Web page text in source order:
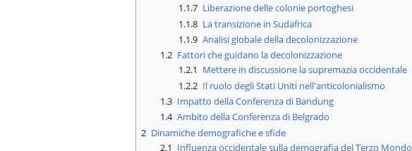
1.1.7 Liberazione delle colonie portoghesi
1.1.8 La transizione in Sudafrica
1.1.9 Analisi globale della decolonizzazione
1.2 Fattori che guidano la decolonizzazione
1.2.1 Mettere in discussione la supremazia occidentale
1.2.2 Il ruolo degli Stati Uniti nell'anticolonialismo
1.3 Impatto della Conferenza di Bandung
1.4 Ambito della Conferenza di Belgrado
2 Dinamiche demografiche e sfide
2.1 Influenza occidentale sulla demografia del Terzo Mondo